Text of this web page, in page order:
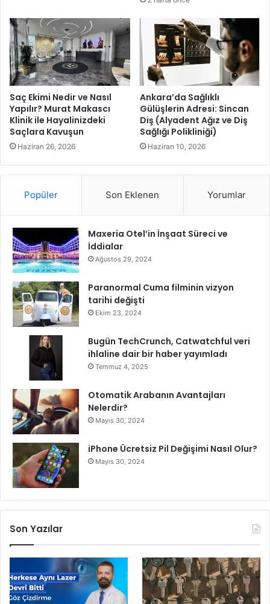
u
r
i
y
e
t
,
b
a
ğ
ı
k
a
ş
k
n
m
b
o
d
ü
”
n
s
ü
r
d
ü
r
d
ü
Saç Ekimi Nedir ve Nasıl
Yapılır? Murat Makascı
Klinik ile Hayalinizdeki
Saçlara Kavuşun
Haziran 26, 2026
Ankara’da Sağlıklı
Gülüşlerin Adresi: Sincan
Diş (Alyadent Ağız ve Diş
Sağlığı Polikliniği)
Haziran 10, 2026
Popüler Son Eklenen Yorumlar
Maxeria Otel’in İnşaat Süreci ve
İddialar
Ağustos 29, 2024
Paranormal Cuma filminin vizyon
tarihi değişti
Ekim 23, 2024
Bugün TechCrunch, Catwatchful veri
ihlaline dair bir haber yayımladı
Temmuz 4, 2025
Otomatik Arabanın Avantajları
Nelerdir?
Mayıs 30, 2024
iPhone Ücretsiz Pil Değişimi Nasıl Olur?
Mayıs 30, 2024
Son Yazılar